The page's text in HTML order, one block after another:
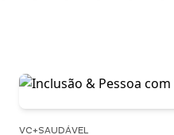
VC+SAUDÁVEL